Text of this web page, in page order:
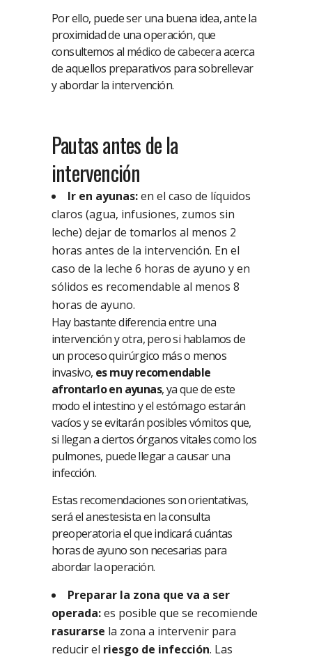
Por ello, puede ser una buena idea, ante la
proximidad de una operación, que
consultemos al médico de cabeceraacerca
de aquellos preparativos para sobrellevar
y abordar la intervención.
Pautas antes de la
intervención
Ir en ayunas:en el caso de líquidos
claros (agua, infusiones, zumos sin
leche) dejar de tomarlos al menos 2
horas antes de la intervención. En el
caso de la leche 6 horas de ayuno y en
sólidos es recomendable al menos 8
horas de ayuno.
Hay bastante diferencia entre una
intervención y otra, pero si hablamos de
un proceso quirúrgico más o menos
invasivo, es muy recomendable
afrontarlo en ayunas, ya que de este
modo el intestino y el estómago estarán
vacíos y se evitarán posibles vómitos que,
si llegan a ciertos órganos vitales como los
pulmones, puede llegar a causar una
infección.
Estas recomendaciones son orientativas,
será el anestesista en la consulta
preoperatoria el que indicará cuántas
horas de ayuno son necesarias para
abordar la operación.
Preparar la zona que va a ser
operada:es posible que se recomiende
rasurarse la zona a intervenir para
reducir el riesgo de infección. Las